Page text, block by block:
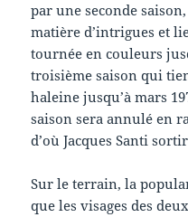
par une seconde
matière d’intrigues et
tournée en couleurs
troisième saison qui
haleine jusqu’à mars
saison sera annulé en
d’où Jacques Santi
Sur le terrain, la
que les visages des